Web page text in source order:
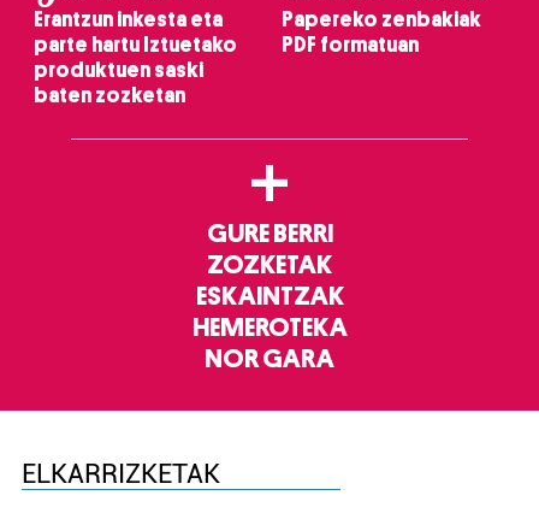
Erantzun inkesta eta
parte hartu Iztuetako
produktuen saski
baten zozketan
Papereko zenbakiak
PDF formatuan
+
GURE BERRI
ZOZKETAK
ESKAINTZAK
HEMEROTEKA
NOR GARA
ELKARRIZKETAK